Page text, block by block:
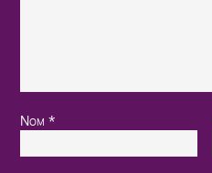
Nom*